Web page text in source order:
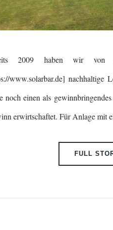
2009 haben wir
www.solarbar.de] nachhaltige
noch einen als
erwirtschaftet. Für Anlage mit
FULL